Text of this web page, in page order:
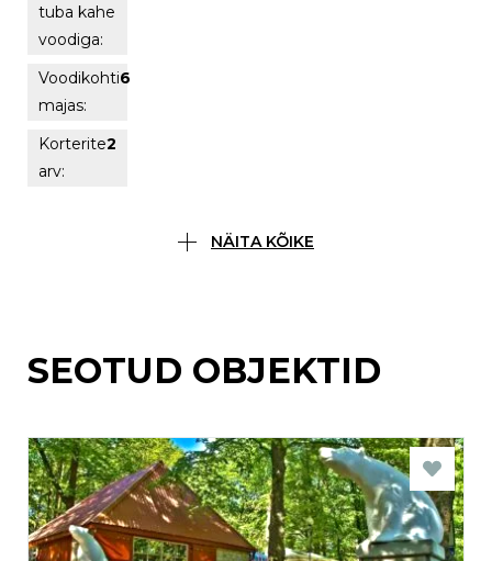
tuba kahe
voodiga:
Voodikohti
majas:
6
Korterite
arv:
2
NÄITA KÕIKE
SEOTUD OBJEKTID